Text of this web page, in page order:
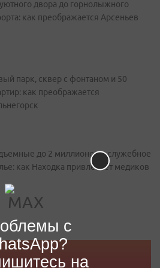
двора до горнолыжного
как преображается Арсеньев
парк, сквер с фонтаном и 50
как преображается
до 2 миллионов и служебное
как Находка привлекает медиков
с
на